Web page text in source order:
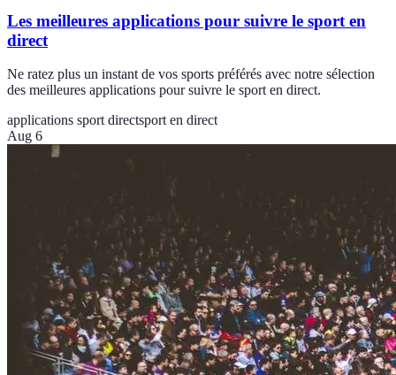
Les meilleures applications pour suivre le sport en
direct
Ne ratez plus un instant de vos sports préférés avec notre sélection
des meilleures applications pour suivre le sport en direct.
applications sport directsport en direct
Aug 6